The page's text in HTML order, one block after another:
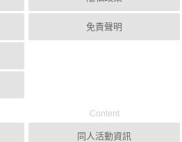
免責聲明
Content
同人活動資訊